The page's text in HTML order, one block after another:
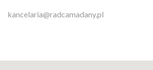
kancelaria@radcamadany.pl